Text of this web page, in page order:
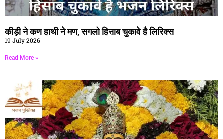
कीड़ी ने कण हाथी ने मण, सगलो हिसाब चुकावे है लिरिक्स
19 July 2026
Read More »